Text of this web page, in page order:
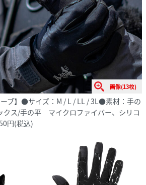
画像(13枚)
ーブ】●サイズ：M / L / LL / 3L●素材：手の
クス/手の平 マイクロファイバー、シリコ
円(税込)